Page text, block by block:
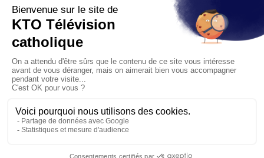
Article
La visite pastorale du pape Léon
XIV à Assise à suivre sur KTO le
Article
Le pape en Uruguay, Argentine et